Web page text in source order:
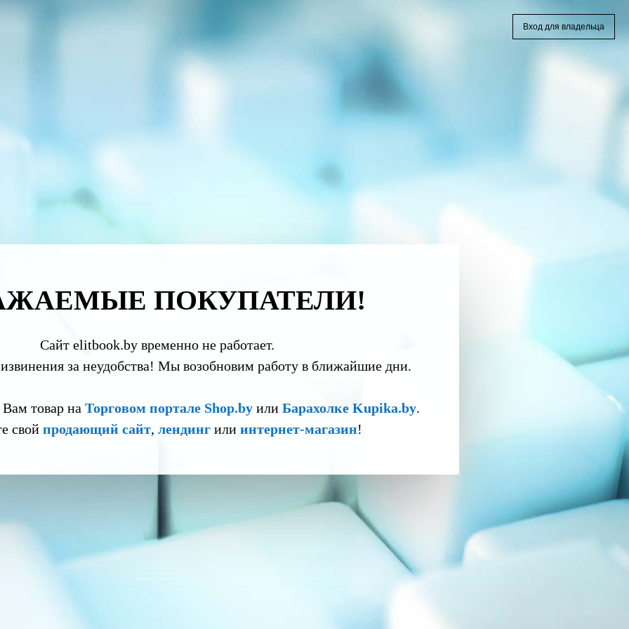
ПОКУПАТЕЛИ!
Сайт elitbook.by временно не работает.
за неудобства! Мы возобновим работу в ближайшие дни.
товар на Торговом портале Shop.byили Барахолке Kupika.by.
свой продающий сайт, лендингили интернет-магазин!
Вход для владельца